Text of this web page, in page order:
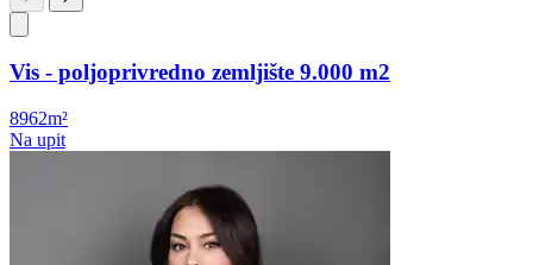
Vis - poljoprivredno zemljište 9.000 m2
8962m²
Na upit